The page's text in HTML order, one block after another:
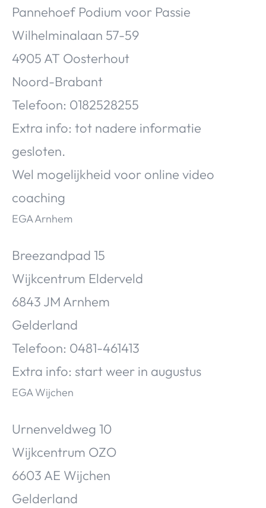
Pannehoef Podium voor Passie
Wilhelminalaan 57-59
4905 AT Oosterhout
Noord-Brabant
Telefoon: 0182528255
Extra info: tot nadere informatie
gesloten.
Wel mogelijkheid voor online video
coaching
EGA Arnhem
Breezandpad 15
Wijkcentrum Elderveld
6843 JM Arnhem
Gelderland
Telefoon: 0481-461413
Extra info: start weer in augustus
EGA Wijchen
Urnenveldweg 10
Wijkcentrum OZO
6603 AE Wijchen
Gelderland